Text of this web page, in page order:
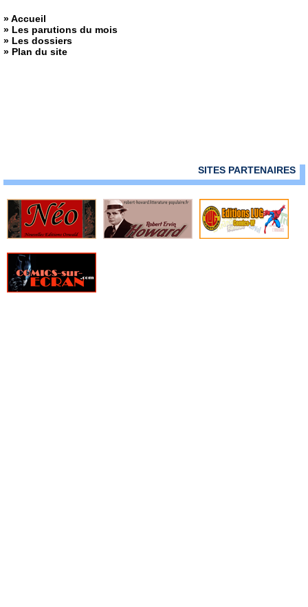
» Accueil
» Les parutions du mois
» Les dossiers
» Plan du site
SITES PARTENAIRES